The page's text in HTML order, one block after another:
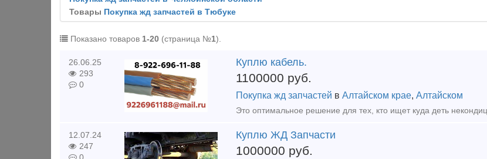
Товары Покупка жд запчастей в Тюбуке
Показано товаров 1-20 (страница №1).
26.06.25
293
0
Куплю кабель.
1100000 руб.
Покупка жд запчастей в Алтайском крае, Алтайском
12.07.24
247
Куплю ЖД Запчасти
1000000 руб.